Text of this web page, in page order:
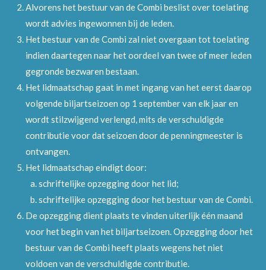
Alvorens het bestuur van de Combi beslist over toelating
wordt advies ingewonnen bij de leden.
Het bestuur van de Combi zal niet overgaan tot toelating
indien daartegen naar het oordeel van twee of meer leden
gegronde bezwaren bestaan.
Het lidmaatschap gaat in met ingang van het eerst daarop
volgende biljartseizoen op 1 september van elk jaar en
wordt stilzwijgend verlengd, mits de verschuldigde
contributie voor dat seizoen door de penningmeester is
ontvangen.
Het lidmaatschap eindigt door:
schriftelijke opzegging door het lid;
schriftelijke opzegging door het bestuur van de Combi.
De opzegging dient plaats te vinden uiterlijk één maand
voor het begin van het biljartseizoen. Opzegging door het
bestuur van de Combi heeft plaats wegens het niet
voldoen van de verschuldigde contributie.